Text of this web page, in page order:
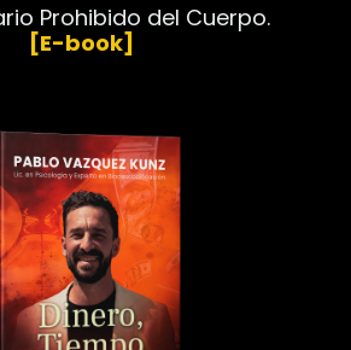
Prohibido del Cuerpo.
[E-book]